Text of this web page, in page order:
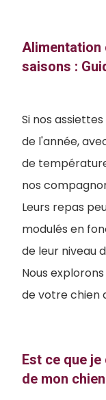
Alimentation
saisons :
Si nos
de l'année,
de
nos
Leurs repas
modulés en
de leur niveau
Nous
de votre chien
Est ce que
de mon